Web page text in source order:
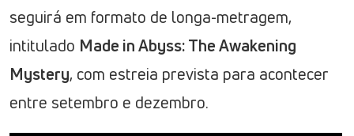
seguirá em formato de longa-metragem,
intitulado Made in Abyss: The Awakening
Mystery, com estreia prevista para acontecer
entre setembro e dezembro.